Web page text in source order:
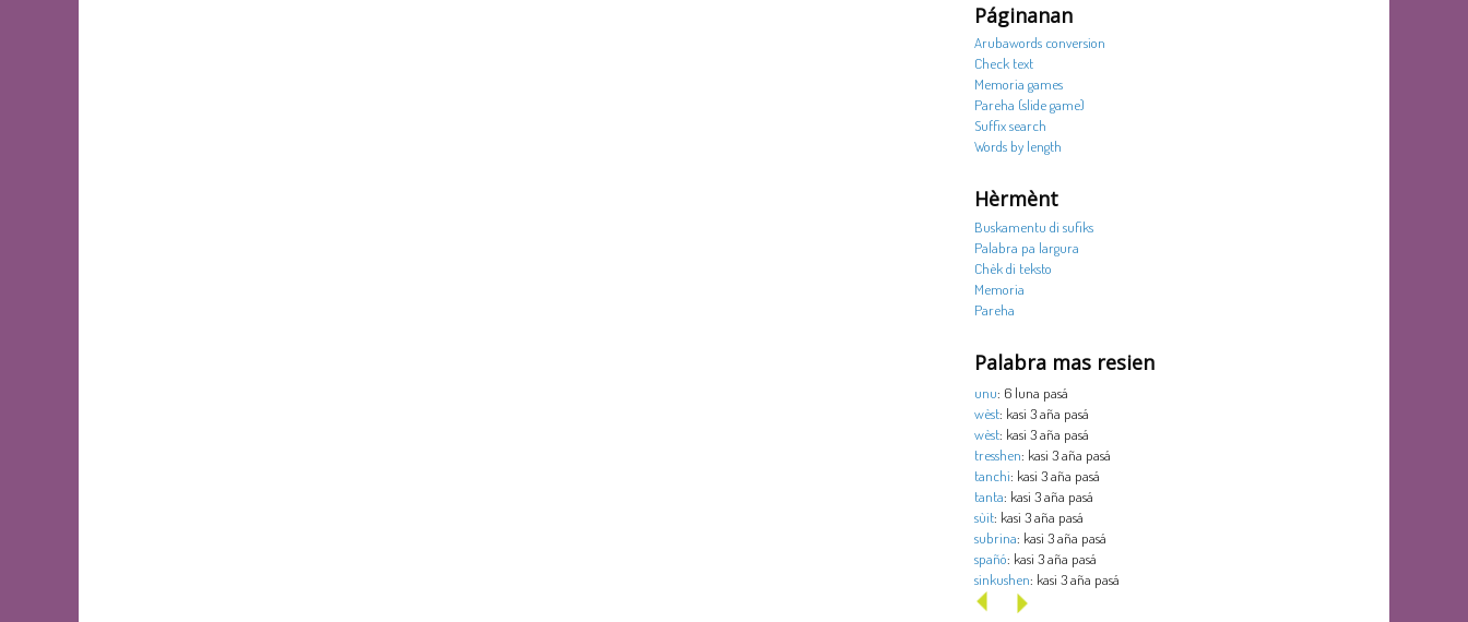
Páginanan
Arubawords conversion
Check text
Memoria games
Pareha (slide game)
Suffix search
Words by length
Hèrmènt
Buskamentu di sufiks
Palabra pa largura
Chèk di teksto
Memoria
Pareha
Palabra mas resien
unu: 6 luna pasá
wèst: kasi 3 aña pasá
wèst: kasi 3 aña pasá
tresshen: kasi 3 aña pasá
tanchi: kasi 3 aña pasá
tanta: kasi 3 aña pasá
sùit: kasi 3 aña pasá
subrina: kasi 3 aña pasá
spañó: kasi 3 aña pasá
sinkushen: kasi 3 aña pasá